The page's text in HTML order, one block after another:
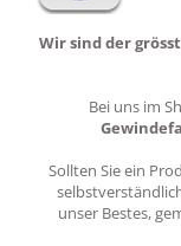
Wir sind der
Bei uns im
Sollten Sie ein
unser Bestes,